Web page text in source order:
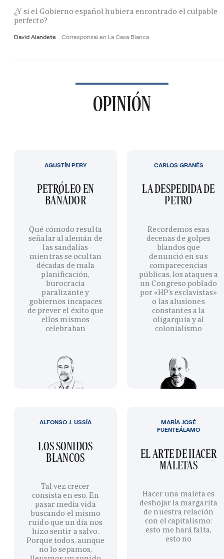
¿Y si el Gobierno español hubiera encontrado el culpable
perfecto?
David Alandete Corresponsal en La Casa Blanca
OPINIÓN
PETRÓLEO EN
BAÑADOR
Qué cómodo resulta
señalar al alemán de
las sandalias
mientras se ocultan
décadas de mala
planificación,
burocracia
paralizante y
gobiernos incapaces
de prever el éxito que
ellos mismos
celebraban
AGUSTÍN PERY
LA DESPEDIDA DE
PETRO
Recordemos esas
decenas de golpes
blandos que
denunció en sus
comparecencias
públicas, los ataques a
un Congreso poblado
por «HP’s esclavistas»
o las alusiones
constantes a la
oligarquía y al
colonialismo
CARLOS GRANÉS
LOS SONIDOS
BLANCOS
Tal vez crecer
consista en eso. En
pasar media vida
buscando el mismo
ruido que un día nos
hizo sentir a salvo.
Porque todos, aunque
no lo sepamos,
ALFONSO J. USSÍA
EL ARTE DE HACER
MALETAS
Hacer una maleta es
deshojar la margarita
de nuestra relación
con el capitalismo:
esto me hará falta,
esto no
MARÍA JOSÉ
FUENTEÁLAMO